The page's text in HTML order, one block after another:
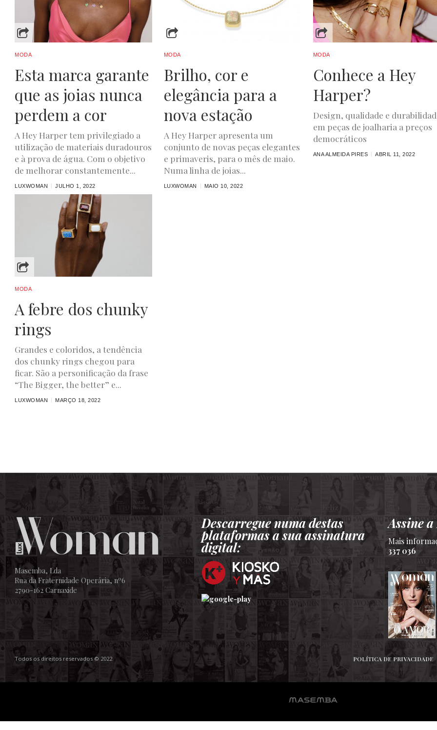
MODA
Esta marca garante
que as joias nunca
perdem a cor
A Hey Harper tem privilegiado a
utilização de materiais duradouros
e à prova de água. Com o objetivo
de melhorar constantemente...
LUXWOMAN JULHO 1, 2022
MODA
Brilho, cor e
elegância para a
nova estação
A Hey Harper apresenta um
conjunto de novas peças elegantes
e primaveris, para o mês de maio.
Numa linha de joias...
LUXWOMAN MAIO 10, 2022
MODA
Conhece a Hey
Harper?
Design, qualidade e
em peças de joalharia a preços
democráticos
ANA ALMEIDA PIRES ABRIL 11, 2022
MODA
A febre dos chunky
rings
Grandes e coloridos, a tendência
dos chunky rings chegou para
ficar. São a personificação da frase
“The Bigger, the better” e...
LUXWOMAN MARÇO 18, 2022
Masemba, Lda
Rua da Fraternidade Operária, nº6
2790-162 Carnaxide
Descarregue numa destas
plataformas a sua assinatura
digital:
Assine
Mais
337 036
POLÍTICA DE PRIVACIDADE
Todos os direitos reservados © 2022